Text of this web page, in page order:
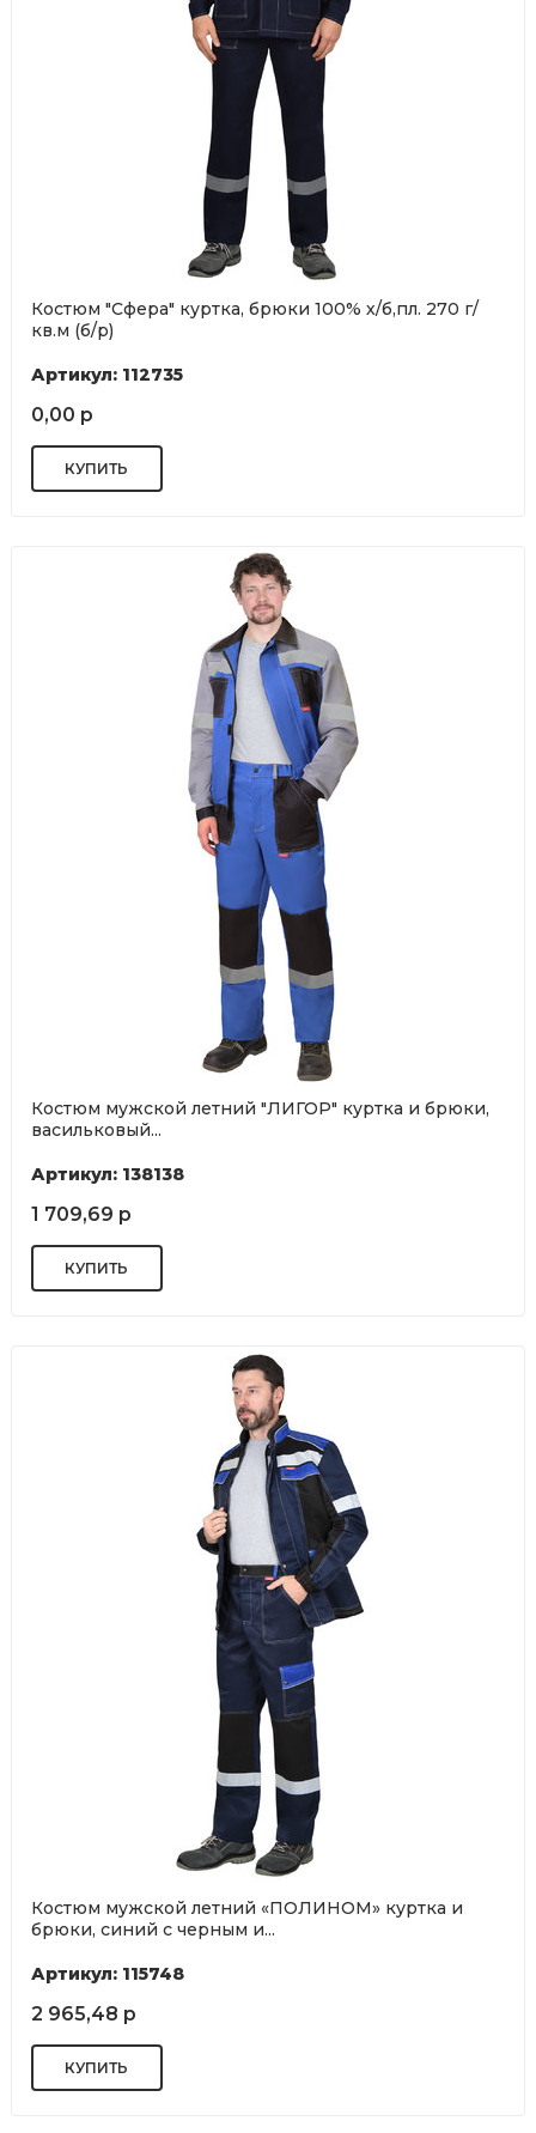
Костюм "Сфера" куртка, брюки 100% х/б,пл. 270 г/
кв.м (б/р)
Артикул: 112735
0,00 р
Костюм мужской летний "ЛИГОР" куртка и брюки,
васильковый...
Артикул: 138138
1 709,69 р
Костюм мужской летний «ПОЛИНОМ» куртка и
брюки, синий с черным и...
Артикул: 115748
2 965,48 р